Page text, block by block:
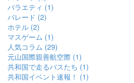
バラエティ (1)
パレード (2)
ホテル (2)
マスゲーム (1)
人気コラム (29)
元山国際親善航空際 (1)
共和国で走るバスたち (1)
共和国イベント速報！ (1)